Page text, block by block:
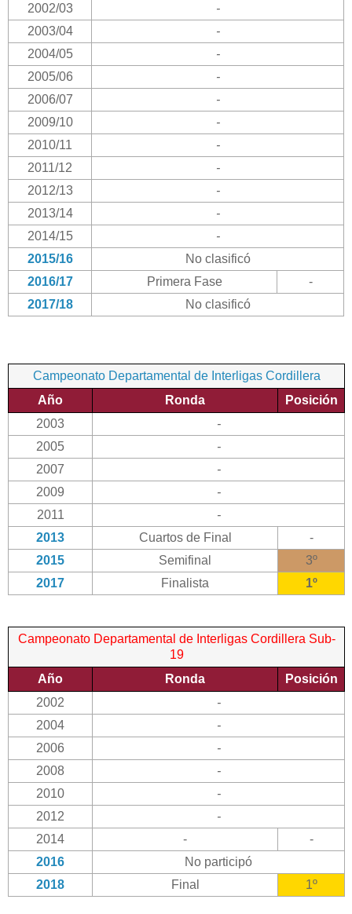
2002/03
-
2003/04
-
2004/05
-
2005/06
-
2006/07
-
2009/10
-
2010/11
-
2011/12
-
2012/13
-
2013/14
-
2014/15
-
2015/16
No clasificó
2016/17
Primera Fase
-
2017/18
No clasificó
Campeonato Departamental de Interligas Cordillera
Año
Ronda
Posición
2003
-
2005
-
2007
-
2009
-
2011
-
2013
Cuartos de Final
-
2015
Semifinal
3º
2017
Finalista 1º
Campeonato Departamental de Interligas Cordillera Sub-
19
Año
Ronda
Posición
2002
-
2004
-
2006
-
2008
-
2010
-
2012
-
2014
-
-
2016
No participó
2018
Final 1º